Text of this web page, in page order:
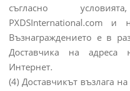
съгласно
PXDSInternational.com и
Възнаграждението е в
Доставчика на адреса
Интернет.
(4) Доставчикът възлага